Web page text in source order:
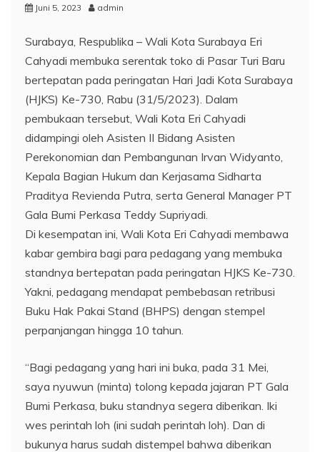
Juni 5, 2023 admin
Surabaya, Respublika – Wali Kota Surabaya Eri
Cahyadi membuka serentak toko di Pasar Turi Baru
bertepatan pada peringatan Hari Jadi Kota Surabaya
(HJKS) Ke-730, Rabu (31/5/2023). Dalam
pembukaan tersebut, Wali Kota Eri Cahyadi
didampingi oleh Asisten II Bidang Asisten
Perekonomian dan Pembangunan Irvan Widyanto,
Kepala Bagian Hukum dan Kerjasama Sidharta
Praditya Revienda Putra, serta General Manager PT
Gala Bumi Perkasa Teddy Supriyadi.
Di kesempatan ini, Wali Kota Eri Cahyadi membawa
kabar gembira bagi para pedagang yang membuka
standnya bertepatan pada peringatan HJKS Ke-730.
Yakni, pedagang mendapat pembebasan retribusi
Buku Hak Pakai Stand (BHPS) dengan stempel
perpanjangan hingga 10 tahun.
“Bagi pedagang yang hari ini buka, pada 31 Mei,
saya nyuwun (minta) tolong kepada jajaran PT Gala
Bumi Perkasa, buku standnya segera diberikan. Iki
wes perintah loh (ini sudah perintah loh). Dan di
bukunya harus sudah distempel bahwa diberikan